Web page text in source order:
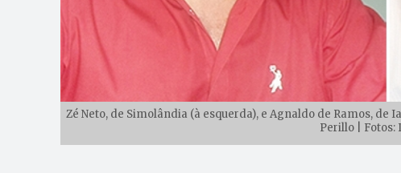
Zé Neto, de Simolândia (à esquerda), e Agnaldo de Ramos,
Perillo | Fotos: